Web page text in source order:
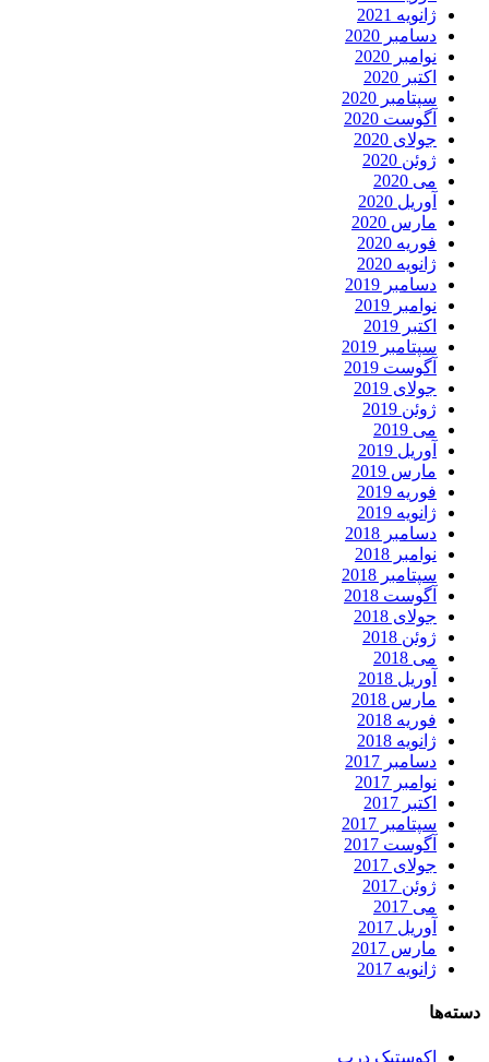
ژانویه 2021
دسامبر 2020
نوامبر 2020
اکتبر 2020
سپتامبر 2020
آگوست 2020
جولای 2020
ژوئن 2020
می 2020
آوریل 2020
مارس 2020
فوریه 2020
ژانویه 2020
دسامبر 2019
نوامبر 2019
اکتبر 2019
سپتامبر 2019
آگوست 2019
جولای 2019
ژوئن 2019
می 2019
آوریل 2019
مارس 2019
فوریه 2019
ژانویه 2019
دسامبر 2018
نوامبر 2018
سپتامبر 2018
آگوست 2018
جولای 2018
ژوئن 2018
می 2018
آوریل 2018
مارس 2018
فوریه 2018
ژانویه 2018
دسامبر 2017
نوامبر 2017
اکتبر 2017
سپتامبر 2017
آگوست 2017
جولای 2017
ژوئن 2017
می 2017
آوریل 2017
مارس 2017
ژانویه 2017
دسته‌ها
اکوستیک درب